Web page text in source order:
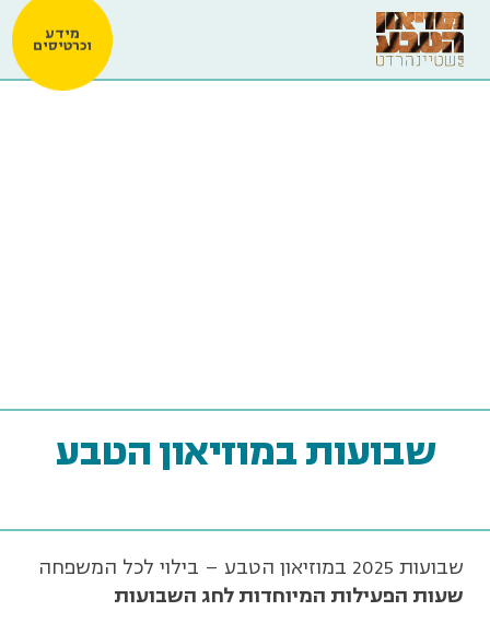
מידע
וכרטיסים
שבועות במוזיאון הטבע
שבועות 2025 במוזיאון הטבע – בילוי לכל המשפחה
שעות הפעילות המיוחדות לחג השבועות